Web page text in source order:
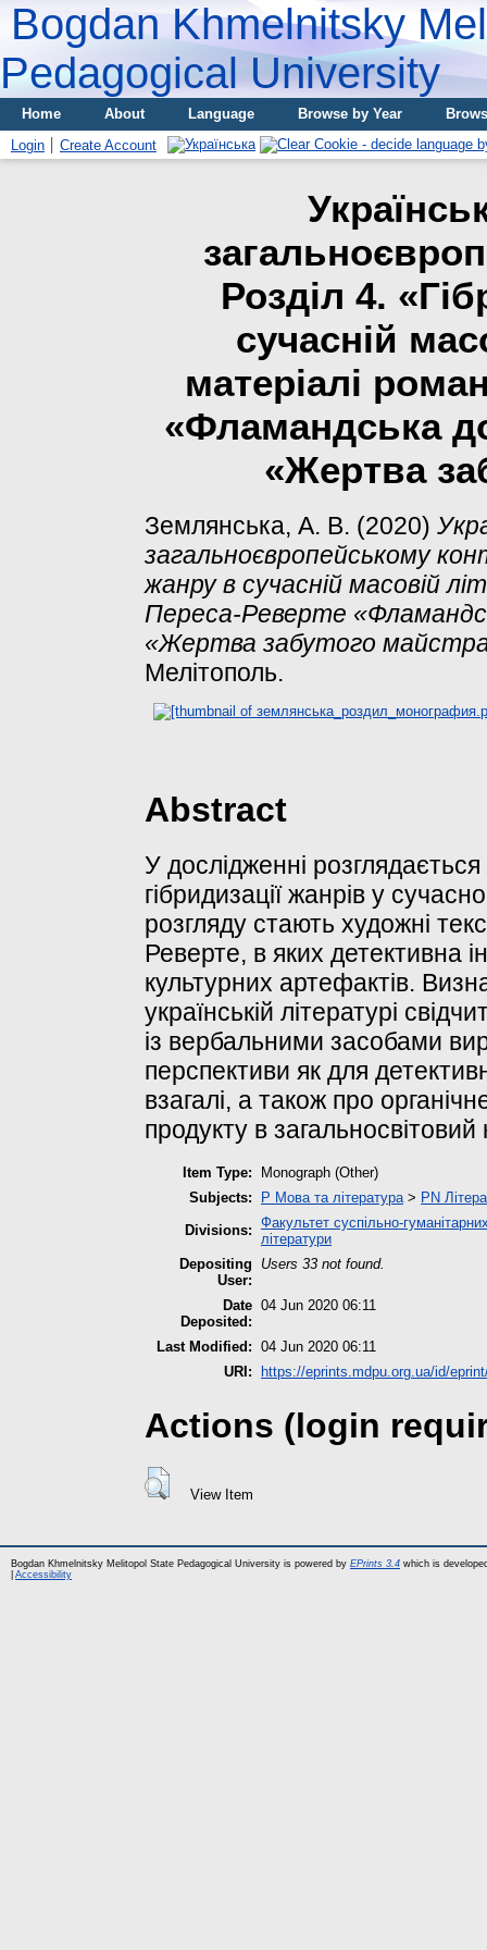
Bogdan Khmelnitsky
Pedagogical University
Home About Language Browse by Year
Login
Create Account
Розділ 4.
сучасній
матеріалі
«Фламандська
«Жертва
Землянська, А. В. (2020)
загальноєвропейському
жанру в сучасній масовій
Переса-Реверте
«Жертва забутого
Мелітополь.
Abstract
У дослідженні
гібридизації жанрів у
розгляду стають художні
Реверте, в яких детективна
культурних артефактів.
українській літературі
із вербальними засобами
перспективи як для
взагалі, а також про
продукту в загальносвітовий
Item Type:
Monograph (Other)
Subjects:
P Мова та література> PN
Divisions: Факультет суспільно-
літератури
Depositing
User:
Users 33 not found.
Date
Deposited:
04 Jun 2020 06:11
Last Modified: 04 Jun 2020 06:11
URI:
https://eprints.mdpu.org.ua/id/
Actions (login
View Item
Bogdan Khmelnitsky Melitopol State Pedagogical University is powered by EPrints 3.4 which is
Accessibility